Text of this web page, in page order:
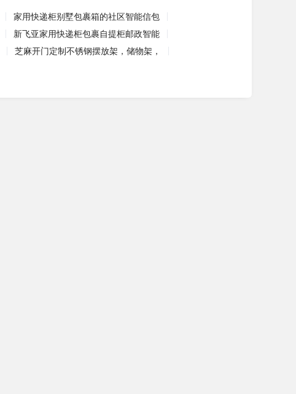
家用快递柜别墅包裹箱的社区智能信包
新飞亚家用快递柜包裹自提柜邮政智能
芝麻开门定制不锈钢摆放架，储物架，